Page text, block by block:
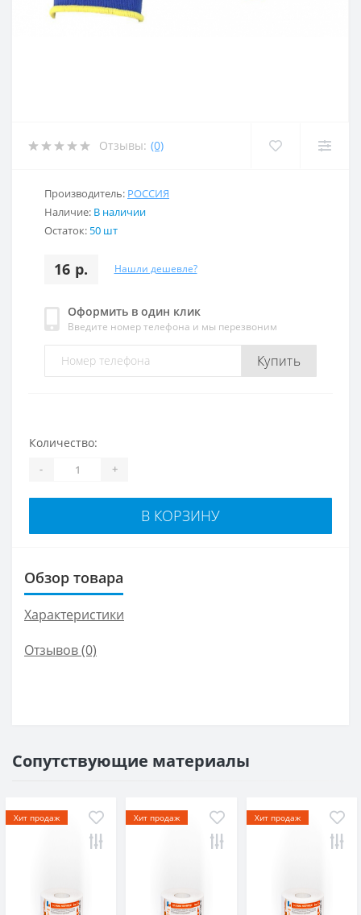
Отзывы: (0)
Производитель: РОССИЯ
Наличие: В наличии
Остаток: 50 шт
16 р. Нашли дешевле?
Оформить в один клик
Введите номер телефона и мы перезвоним
Купить
Количество:
- +
В КОРЗИНУ
Обзор товара
Характеристики
Отзывов (0)
Сопутствующие материалы
Хит продаж Хит продаж Хит продаж